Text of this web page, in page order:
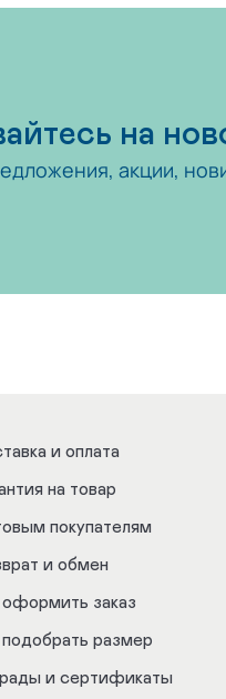
на
акции,
и оплата
на товар
покупателям
и обмен
оформить заказ
подобрать размер
и сертификаты